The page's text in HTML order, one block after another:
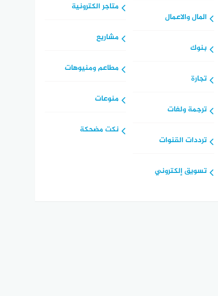
المال والاعمال
بنوك
تجارة
ترجمة ولغات
ترددات القنوات
تسويق إلكتروني
متاجر الكترونية
مشاريع
مطاعم ومنيوهات
منوعات
نكت مضحكة